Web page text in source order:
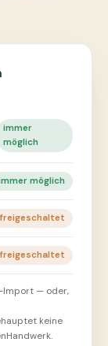
immer
möglich
möglich
Import — oder,
keine